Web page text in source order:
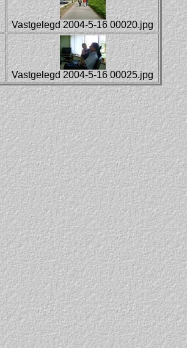
Vastgelegd 2004-5-16 00020.jpg
Vastgelegd 2004-5-16 00025.jpg